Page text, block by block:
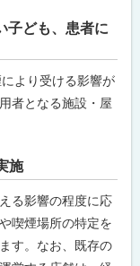
ども、患者に
より受ける影響が
者となる施設・屋
施
る影響の程度に応
喫煙場所の特定を
す。なお、既存の